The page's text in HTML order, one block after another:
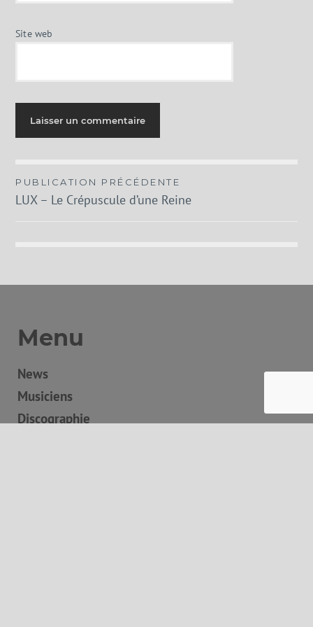
Site web
Navigation
de
PUBLICATION PRÉCÉDENTE
LUX – Le Crépuscule d’une Reine
Menu
News
Musiciens
Discographie